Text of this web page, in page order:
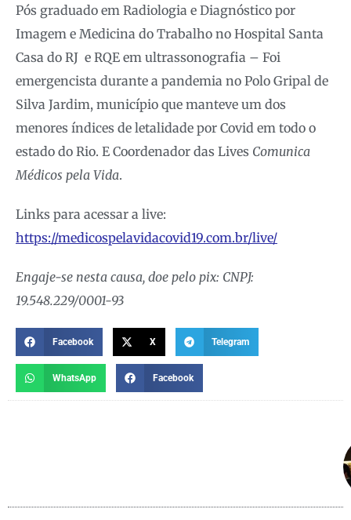
Pós graduado em Radiologia e Diagnóstico por
Imagem e Medicina do Trabalho no Hospital Santa
Casa do RJ e RQE em ultrassonografia – Foi
emergencista durante a pandemia no Polo Gripal de
Silva Jardim, município que manteve um dos
menores índices de letalidade por Covid em todo o
estado do Rio. E Coordenador das Lives Comunica
Médicos pela Vida.
Links para acessar a live:
https://medicospelavidacovid19.com.br/live/
Engaje-se nesta causa, doe pelo pix: CNPJ:
19.548.229/0001-93
Facebook X Telegram
WhatsApp Facebook